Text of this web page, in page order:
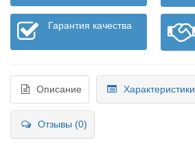
Гарантия качества
Описание Характеристики
Отзывы (0)